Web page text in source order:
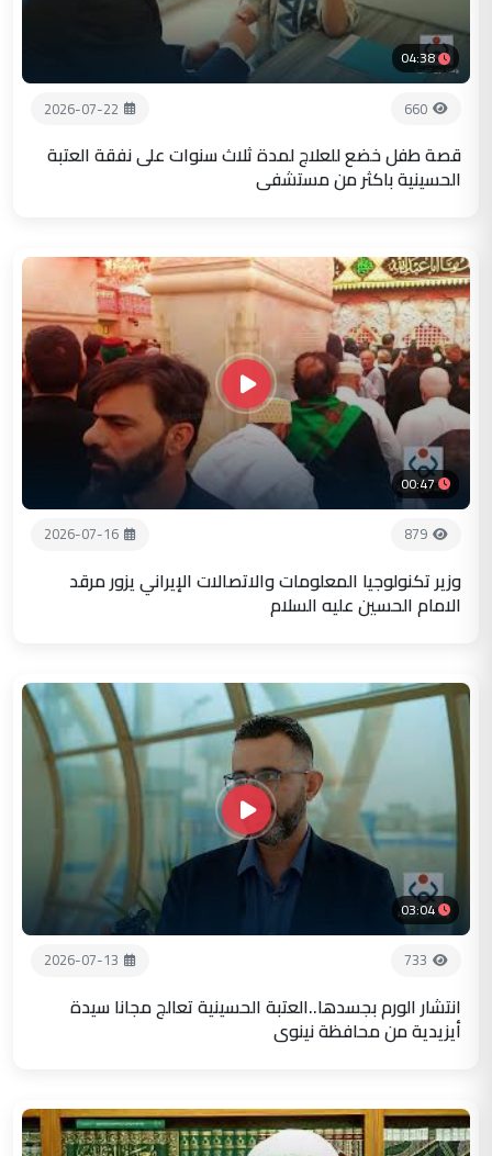
04:38
660
2026-07-22
قصة طفل خضع للعلاج لمدة ثلاث سنوات على نفقة العتبة
الحسينية باكثر من مستشفى
00:47
879
2026-07-16
وزير تكنولوجيا المعلومات والاتصالات الإيراني يزور مرقد
الامام الحسين عليه السلام
03:04
733
2026-07-13
انتشار الورم بجسدها..العتبة الحسينية تعالج مجانا سيدة
أيزيدية من محافظة نينوى